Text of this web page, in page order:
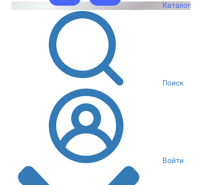
Каталог
Поиск
Войти